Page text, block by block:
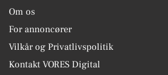
Om os
For annoncører
Vilkår og Privatlivspolitik
Kontakt VORES Digital